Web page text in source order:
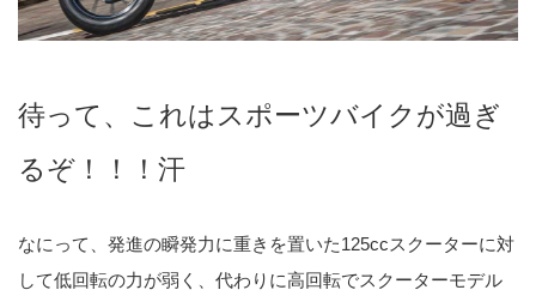
待って、これはスポーツバイクが過ぎ
るぞ！！！汗
なにって、発進の瞬発力に重きを置いた125ccスクーターに対
して低回転の力が弱く、代わりに高回転でスクーターモデル